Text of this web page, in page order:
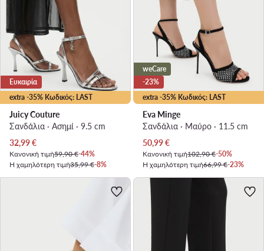
extra -35% Κωδικός: LAST
Ευκαιρία
Juicy Couture
Σανδάλια · Ασημί · 9.5 cm
Τρέχουσα τιμή
32,99€
Κανονική τιμή59,90 €-44%
Η χαμηλότερη τιμή35,99 €-8%
extra -35% Κωδικός: LAST
weCare
-23%
Eva Minge
Σανδάλια · Μαύρο · 11.5 cm
Τρέχουσα τιμή
50,99€
Κανονική τιμή102,90 €-50%
Η χαμηλότερη τιμή66,99 €-23%